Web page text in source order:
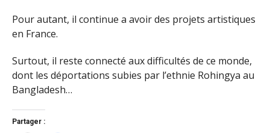
Pour autant, il continue a avoir des projets artistiques
en France.
Surtout, il reste connecté aux difficultés de ce monde,
dont les déportations subies par l’ethnie Rohingya au
Bangladesh…
Partager :